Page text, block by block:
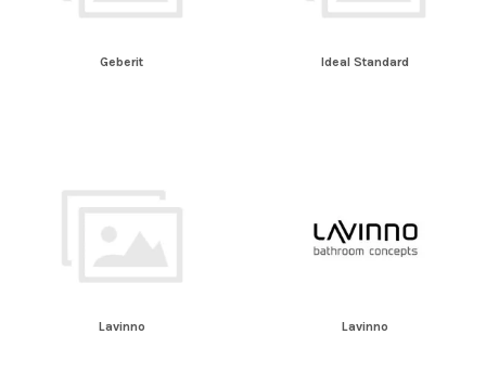
Geberit Ideal Standard
Lavinno Lavinno